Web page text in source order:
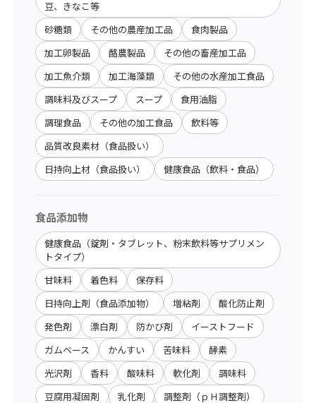
豆、きなこ等
砂糖類 その他の農産加工品 食肉製品
加工卵製品 酪農製品 その他の畜産加工品
加工魚介類 加工海藻類 その他の水産加工食品
調味料及びスープ スープ 食用油脂
調理食品 その他の加工食品 飲料等
品質改良素材（食品扱い）
日持向上材（食品扱い） 健康食品（飲料・食品）
食品添加物
健康食品（錠剤・タブレット、粉末飲料等サプリメン
トタイプ）
甘味料 着色料 保存料
日持向上剤（食品添加物） 増粘剤 酸化防止剤
発色剤 漂白剤 防かび剤 イーストフード
ガムベース かんすい 苦味料 酵素
光沢剤 香料 酸味料 軟化剤 調味料
豆腐用凝固剤 乳化剤 調整剤（ｐＨ調整剤）